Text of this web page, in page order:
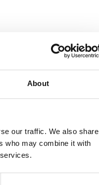
About
our traffic. We also share
who may combine it with